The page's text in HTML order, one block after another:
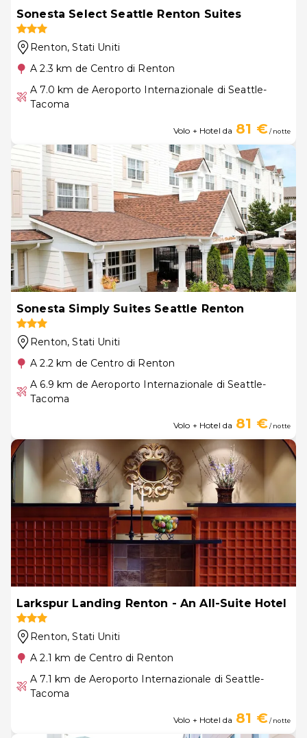
Sonesta Select Seattle Renton Suites
Renton, Stati Uniti
A 2.3 km de Centro di Renton
A 7.0 km de Aeroporto Internazionale di Seattle-
Tacoma
Volo + Hotel da 81 €/ notte
Sonesta Simply Suites Seattle Renton
Renton, Stati Uniti
A 2.2 km de Centro di Renton
A 6.9 km de Aeroporto Internazionale di Seattle-
Tacoma
Volo + Hotel da 81 €/ notte
Larkspur Landing Renton - An All-Suite Hotel
Renton, Stati Uniti
A 2.1 km de Centro di Renton
A 7.1 km de Aeroporto Internazionale di Seattle-
Tacoma
Volo + Hotel da 81 €/ notte